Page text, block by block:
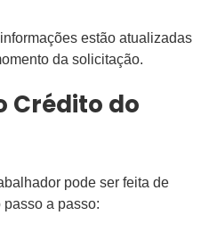
estão atualizadas
da solicitação.
Crédito do
pode ser feita de
a passo: